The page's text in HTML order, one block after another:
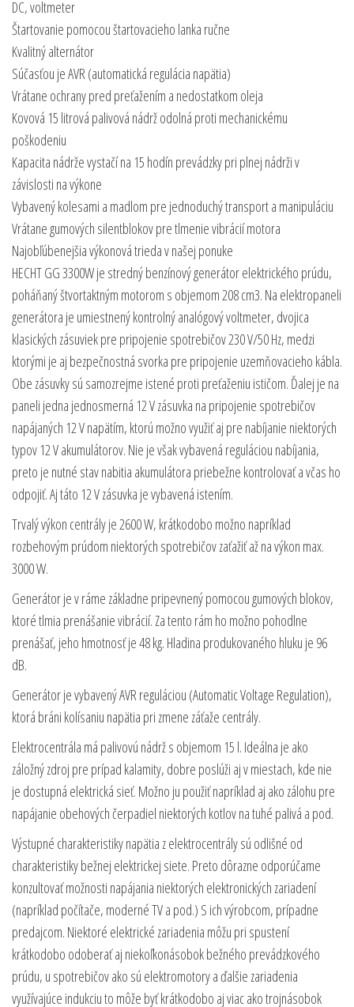
DC, voltmeter
Štartovanie pomocou štartovacieho lanka ručne
Kvalitný alternátor
Súčasťou je AVR (automatická regulácia napätia)
Vrátane ochrany pred preťažením a nedostatkom oleja
Kovová 15 litrová palivová nádrž odolná proti mechanickému
poškodeniu
Kapacita nádrže vystačí na 15 hodín prevádzky pri plnej nádrži v
závislosti na výkone
Vybavený kolesami a madlom pre jednoduchý transport a manipuláciu
Vrátane gumových silentblokov pre tlmenie vibrácií motora
Najobľúbenejšia výkonová trieda v našej ponuke
HECHT GG 3300W je stredný benzínový generátor elektrického prúdu,
poháňaný štvortaktným motorom s objemom 208 cm3. Na elektropaneli
generátora je umiestnený kontrolný analógový voltmeter, dvojica
klasických zásuviek pre pripojenie spotrebičov 230 V/50 Hz, medzi
ktorými je aj bezpečnostná svorka pre pripojenie uzemňovacieho kábla.
Obe zásuvky sú samozrejme istené proti preťaženiu ističom. Ďalej je na
paneli jedna jednosmerná 12 V zásuvka na pripojenie spotrebičov
napájaných 12 V napätím, ktorú možno využiť aj pre nabíjanie niektorých
typov 12 V akumulátorov. Nie je však vybavená reguláciou nabíjania,
preto je nutné stav nabitia akumulátora priebežne kontrolovať a včas ho
odpojiť. Aj táto 12 V zásuvka je vybavená istením.
Trvalý výkon centrály je 2600 W, krátkodobo možno napríklad
rozbehovým prúdom niektorých spotrebičov zaťažiť až na výkon max.
3000 W.
Generátor je v ráme základne pripevnený pomocou gumových blokov,
ktoré tlmia prenášanie vibrácií. Za tento rám ho možno pohodlne
prenášať, jeho hmotnosť je 48 kg. Hladina produkovaného hluku je 96
dB.
Generátor je vybavený AVR reguláciou (Automatic Voltage Regulation),
ktorá bráni kolísaniu napätia pri zmene záťaže centrály.
Elektrocentrála má palivovú nádrž s objemom 15 l. Ideálna je ako
záložný zdroj pre prípad kalamity, dobre poslúži aj v miestach, kde nie
je dostupná elektrická sieť. Možno ju použiť napríklad aj ako zálohu pre
napájanie obehových čerpadiel niektorých kotlov na tuhé palivá a pod.
Výstupné charakteristiky napätia z elektrocentrály sú odlišné od
charakteristiky bežnej elektrickej siete. Preto dôrazne odporúčame
konzultovať možnosti napájania niektorých elektronických zariadení
(napríklad počítače, moderné TV a pod.) S ich výrobcom, prípadne
predajcom. Niektoré elektrické zariadenia môžu pri spustení
krátkodobo odoberať aj niekoľkonásobok bežného prevádzkového
prúdu, u spotrebičov ako sú elektromotory a ďalšie zariadenia
využívajúce indukciu to môže byť krátkodobo aj viac ako trojnásobok